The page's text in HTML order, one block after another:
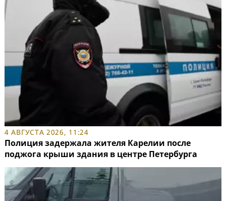
4 АВГУСТА 2026, 11:24
Полиция задержала жителя Карелии после
поджога крыши здания в центре Петербурга